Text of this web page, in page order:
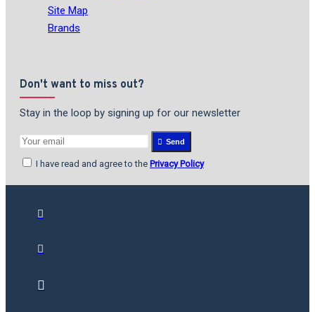
Site Map
Brands
Don't want to miss out?
Stay in the loop by signing up for our newsletter
Send
I have read and agree to the Privacy Policy